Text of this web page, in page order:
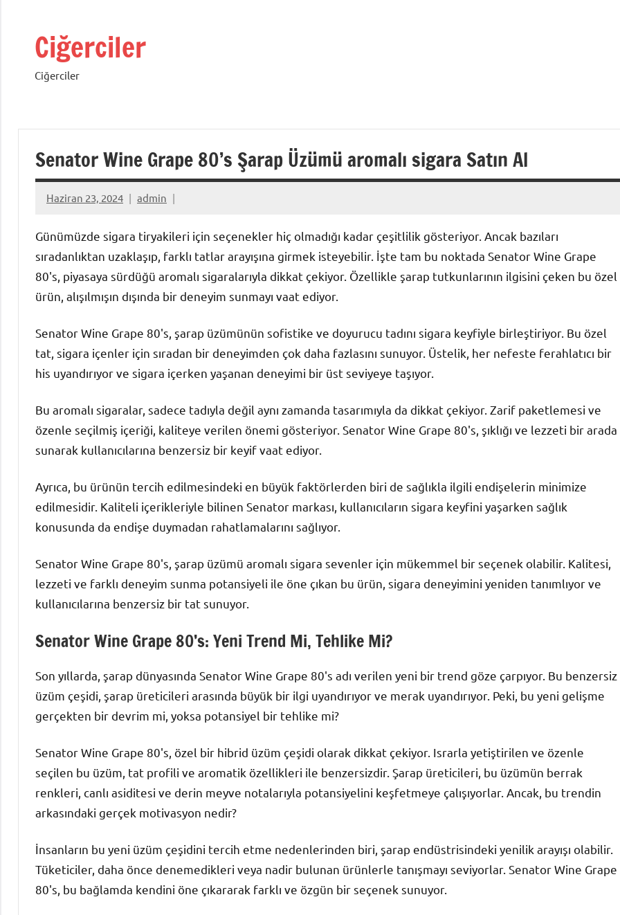
Ciğerciler
Ciğerciler
Senator Wine Grape 80’s Şarap Üzümü aromalı sigara Satın Al
Haziran 23, 2024 admin
Günümüzde sigara tiryakileri için seçenekler hiç olmadığı kadar çeşitlilik gösteriyor. Ancak bazıları
sıradanlıktan uzaklaşıp, farklı tatlar arayışına girmek isteyebilir. İşte tam bu noktada Senator Wine Grape
80's, piyasaya sürdüğü aromalı sigaralarıyla dikkat çekiyor. Özellikle şarap tutkunlarının ilgisini çeken bu özel
ürün, alışılmışın dışında bir deneyim sunmayı vaat ediyor.
Senator Wine Grape 80's, şarap üzümünün sofistike ve doyurucu tadını sigara keyfiyle birleştiriyor. Bu özel
tat, sigara içenler için sıradan bir deneyimden çok daha fazlasını sunuyor. Üstelik, her nefeste ferahlatıcı bir
his uyandırıyor ve sigara içerken yaşanan deneyimi bir üst seviyeye taşıyor.
Bu aromalı sigaralar, sadece tadıyla değil aynı zamanda tasarımıyla da dikkat çekiyor. Zarif paketlemesi ve
özenle seçilmiş içeriği, kaliteye verilen önemi gösteriyor. Senator Wine Grape 80's, şıklığı ve lezzeti bir arada
sunarak kullanıcılarına benzersiz bir keyif vaat ediyor.
Ayrıca, bu ürünün tercih edilmesindeki en büyük faktörlerden biri de sağlıkla ilgili endişelerin minimize
edilmesidir. Kaliteli içerikleriyle bilinen Senator markası, kullanıcıların sigara keyfini yaşarken sağlık
konusunda da endişe duymadan rahatlamalarını sağlıyor.
Senator Wine Grape 80's, şarap üzümü aromalı sigara sevenler için mükemmel bir seçenek olabilir. Kalitesi,
lezzeti ve farklı deneyim sunma potansiyeli ile öne çıkan bu ürün, sigara deneyimini yeniden tanımlıyor ve
kullanıcılarına benzersiz bir tat sunuyor.
Senator Wine Grape 80’s: Yeni Trend Mi, Tehlike Mi?
Son yıllarda, şarap dünyasında Senator Wine Grape 80's adı verilen yeni bir trend göze çarpıyor. Bu benzersiz
üzüm çeşidi, şarap üreticileri arasında büyük bir ilgi uyandırıyor ve merak uyandırıyor. Peki, bu yeni gelişme
gerçekten bir devrim mi, yoksa potansiyel bir tehlike mi?
Senator Wine Grape 80's, özel bir hibrid üzüm çeşidi olarak dikkat çekiyor. Israrla yetiştirilen ve özenle
seçilen bu üzüm, tat profili ve aromatik özellikleri ile benzersizdir. Şarap üreticileri, bu üzümün berrak
renkleri, canlı asiditesi ve derin meyve notalarıyla potansiyelini keşfetmeye çalışıyorlar. Ancak, bu trendin
arkasındaki gerçek motivasyon nedir?
İnsanların bu yeni üzüm çeşidini tercih etme nedenlerinden biri, şarap endüstrisindeki yenilik arayışı olabilir.
Tüketiciler, daha önce denemedikleri veya nadir bulunan ürünlerle tanışmayı seviyorlar. Senator Wine Grape
80's, bu bağlamda kendini öne çıkararak farklı ve özgün bir seçenek sunuyor.